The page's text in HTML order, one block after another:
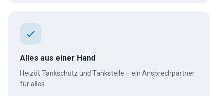
Alles aus einer Hand
Heizöl, Tankschutz und Tankstelle – ein Ansprechpartner
für alles.